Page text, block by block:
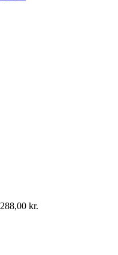
288,00 kr.